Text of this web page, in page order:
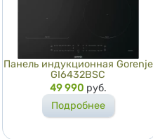
Панель индукционная Gorenje
GI6432BSC
Цена
49 990 руб.
Подробнее